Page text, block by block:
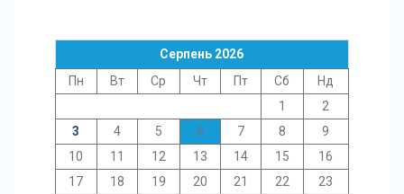
Серпень 2026
Пн
Вт Ср Чт Пт Сб
Нд
1
2
3
4 5 6 7 8
9
10
11 12 13 14 15
16
17
18 19 20 21 22
23